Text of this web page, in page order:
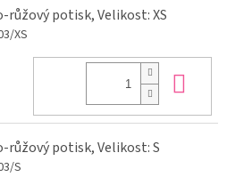
růžový potisk, Velikost: XS
XS
růžový potisk, Velikost: S
S